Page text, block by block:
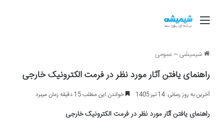
منو
شیمیشی~عمومی
راهنمای یافتن آثار مورد نظر در فرمت الکترونیک خارجی
آخرین به روز رسانی: 14 تیر 1405 خواندن این مطلب 15 دقیقه زمان میبرد
راهنمای یافتن آثار مورد نظر در فرمت الکترونیک خارجی